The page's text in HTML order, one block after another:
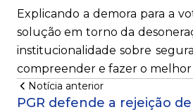
Explicando a demora para a
solução em torno da
institucionalidade sobre
compreender e fazer o melhor
Notícia anterior
PGR defende a rejeição